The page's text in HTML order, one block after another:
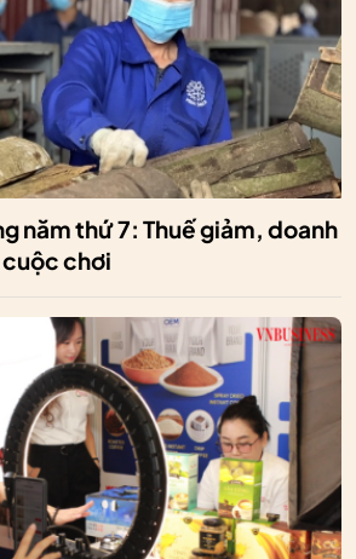
năm thứ 7: Thuế giảm, doanh
chơi